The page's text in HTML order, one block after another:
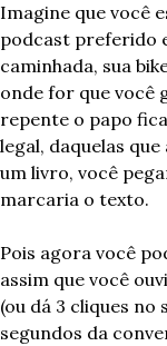
Imagine que você
podcast preferido
caminhada, sua
onde for que você
repente o papo
legal, daquelas
um livro, você
marcaria o texto.
Pois agora você
assim que você
(ou dá 3 cliques no
segundos da